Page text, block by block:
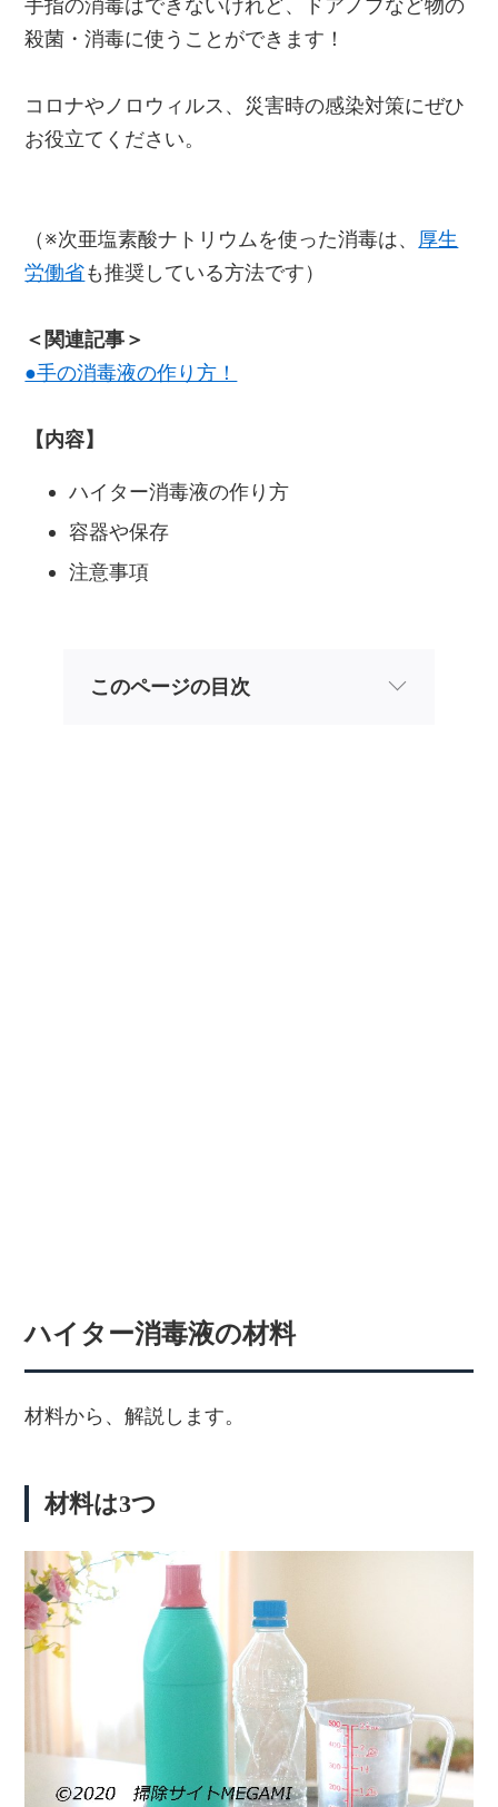
手指の消毒はできないけれど、ドアノブなど物の
殺菌・消毒に使うことができます！
コロナやノロウィルス、災害時の感染対策にぜひ
お役立てください。
（※次亜塩素酸ナトリウムを使った消毒は、 厚生
労働省も推奨している方法です）
＜関連記事＞
●手の消毒液の作り方！
【内容】
ハイター消毒液の作り方
容器や保存
注意事項
このページの目次
ハイター消毒液の材料
材料から、解説します。
材料は3つ